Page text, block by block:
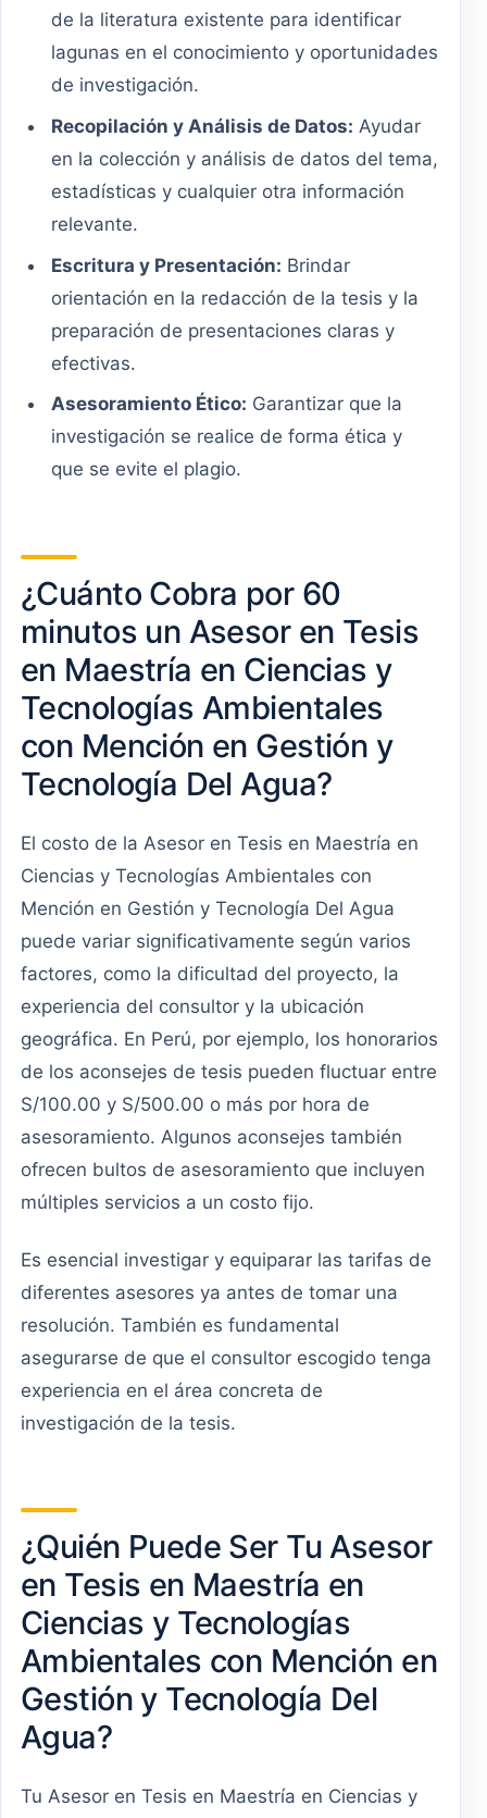
de la literatura existente para identificar
lagunas en el conocimiento y oportunidades
de investigación.
Recopilación y Análisis de Datos: Ayudar
en la colección y análisis de datos del tema,
estadísticas y cualquier otra información
relevante.
Escritura y Presentación: Brindar
orientación en la redacción de la tesis y la
preparación de presentaciones claras y
efectivas.
Asesoramiento Ético: Garantizar que la
investigación se realice de forma ética y
que se evite el plagio.
¿Cuánto Cobra por 60
minutos un Asesor en Tesis
en Maestría en Ciencias y
Tecnologías Ambientales
con Mención en Gestión y
Tecnología Del Agua?
El costo de la Asesor en Tesis en Maestría en
Ciencias y Tecnologías Ambientales con
Mención en Gestión y Tecnología Del Agua
puede variar significativamente según varios
factores, como la dificultad del proyecto, la
experiencia del consultor y la ubicación
geográfica. En Perú, por ejemplo, los honorarios
de los aconsejes de tesis pueden fluctuar entre
S/100.00 y S/500.00 o más por hora de
asesoramiento. Algunos aconsejes también
ofrecen bultos de asesoramiento que incluyen
múltiples servicios a un costo fijo.
Es esencial investigar y equiparar las tarifas de
diferentes asesores ya antes de tomar una
resolución. También es fundamental
asegurarse de que el consultor escogido tenga
experiencia en el área concreta de
investigación de la tesis.
¿Quién Puede Ser Tu Asesor
en Tesis en Maestría en
Ciencias y Tecnologías
Ambientales con Mención en
Gestión y Tecnología Del
Agua?
Tu Asesor en Tesis en Maestría en Ciencias y